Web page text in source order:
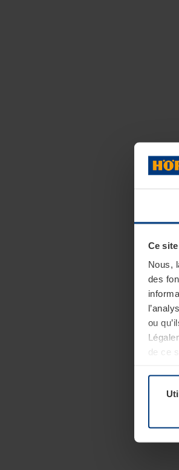
Ce
Nous,
des
ou
de ce